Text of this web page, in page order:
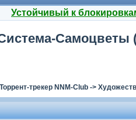
Устойчивый к
Самоцветы
Торрент-трекер NNM-Club ->